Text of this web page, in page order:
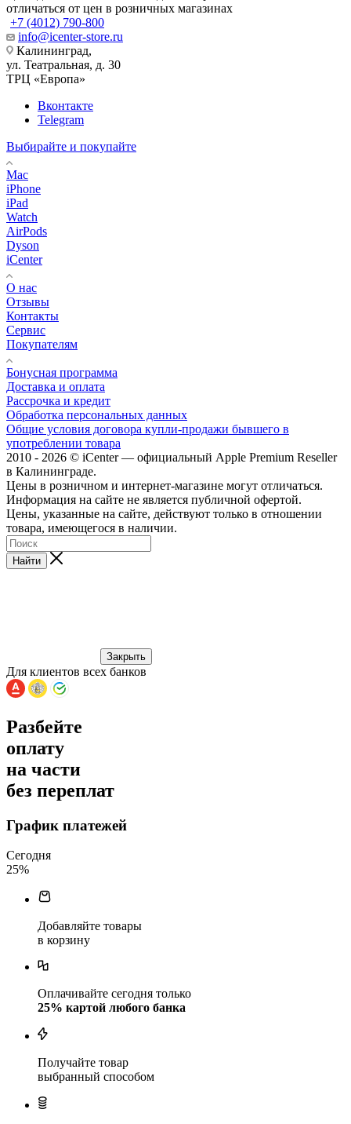
отличаться от цен в розничных магазинах
+7 (4012) 790-800
info@icenter-store.ru
Калининград,
ул. Театральная, д. 30
ТРЦ «Европа»
Вконтакте
Telegram
Выбирайте и покупайте
Mac
iPhone
iPad
Watch
AirPods
Dyson
iCenter
О нас
Отзывы
Контакты
Сервис
Покупателям
Бонусная программа
Доставка и оплата
Рассрочка и кредит
Обработка персональных данных
Общие условия договора купли-продажи бывшего в
употреблении товара
2010 - 2026 © iCenter — официальный Apple Premium Reseller
в Калининграде.
Цены в розничном и интернет-магазине могут отличаться.
Информация на сайте не является публичной офертой.
Цены, указанные на сайте, действуют только в отношении
товара, имеющегося в наличии.
Найти
Закрыть
Для клиентов всех банков
Разбейте
оплату
на части
без переплат
График платежей
Сегодня
25%
Добавляйте товары
в корзину
Оплачивайте сегодня только
25% картой любого банка
Получайте товар
выбранный способом